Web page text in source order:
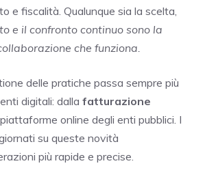
e fiscalità. Qualunque sia la scelta,
e il confronto continuo sono la
che funziona.
delle pratiche passa sempre più
digitali: dalla fatturazione
online degli enti pubblici. I
su queste novità
più rapide e precise.